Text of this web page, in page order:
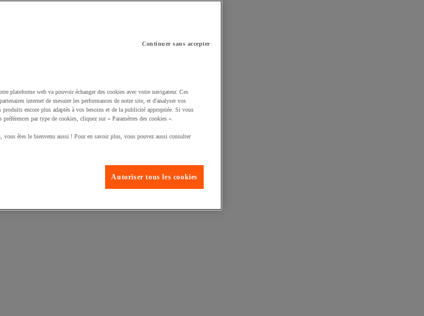
:
Continuer sans accepter
plateforme web va pouvoir échanger des cookies avec votre navigateur. Ces
internet de mesurer les performances de notre site, et d'analyser vos
produits encore plus adaptés à vos besoins et de la publicité appropriée. Si vous
par type de cookies, cliquez sur « Paramètres des cookies ».
êtes le bienvenu aussi ! Pour en savoir plus, vous pouvez aussi consulter
Autoriser tous les cookies